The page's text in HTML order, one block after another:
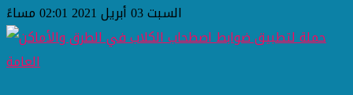
السبت 03 أبريل 2021 02:01 مساءً